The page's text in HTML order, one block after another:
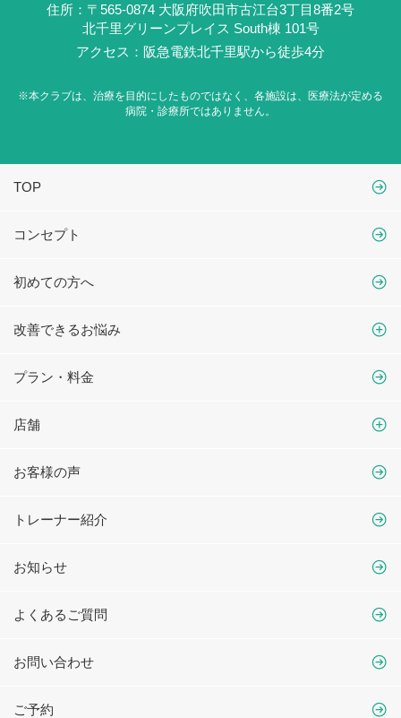
住所：〒565-0874 大阪府吹田市古江台3丁目8番2号
北千里グリーンプレイス South棟 101号
アクセス：阪急電鉄北千里駅から徒歩4分
※本クラブは、治療を目的にしたものではなく、 各施設は、医療法が定める
病院・診療所ではありません。
TOP
コンセプト
初めての方へ
改善できるお悩み
プラン・料金
店舗
お客様の声
トレーナー紹介
お知らせ
よくあるご質問
お問い合わせ
ご予約